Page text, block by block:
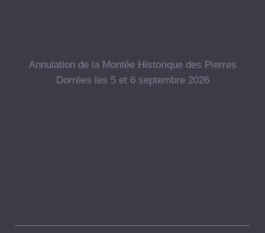
Annulation de la Montée Historique des Pierres
Dorrées les 5 et 6 septembre 2026